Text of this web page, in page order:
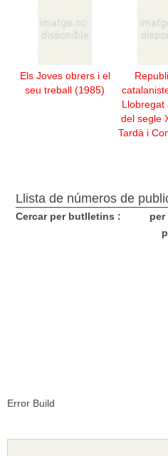
Els Joves obrers i el
seu treball (1985)
Llobregat
del segle
Tardà i
Llista de números de
Cercar per butlletins :
per
Error Build